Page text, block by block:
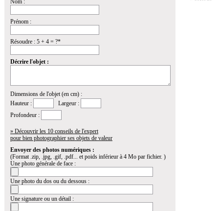
Nom :
Prénom :
Résoudre : 5 + 4 = ?*
Décrire l'objet :
Dimensions de l'objet (en cm) :
Hauteur :
Largeur :
Profondeur :
» Découvrir les 10 conseils de l'expert
pour bien photographier ses objets de valeur
Envoyer des photos numériques :
(Format .zip, .jpg, .gif, .pdf... et poids inférieur à 4 Mo par fichier. )
Une photo générale de face :
Une photo du dos ou du dessous :
Une signature ou un détail :